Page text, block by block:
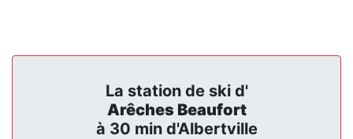
La station de ski d'
Arêches Beaufort
à 30 min d'Albertville